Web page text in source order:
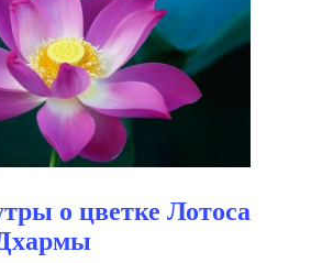
о цветке Лотоса